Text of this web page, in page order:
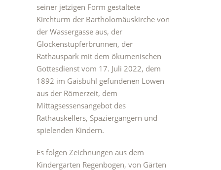
seiner jetzigen Form gestaltete
Kirchturm der Bartholomäuskirche von
der Wassergasse aus, der
Glockenstupferbrunnen, der
Rathauspark mit dem ökumenischen
Gottesdienst vom 17. Juli 2022, dem
1892 im Gaisbühl gefundenen Löwen
aus der Römerzeit, dem
Mittagsessensangebot des
Rathauskellers, Spaziergängern und
spielenden Kindern.
Es folgen Zeichnungen aus dem
Kindergarten Regenbogen, von Gärten